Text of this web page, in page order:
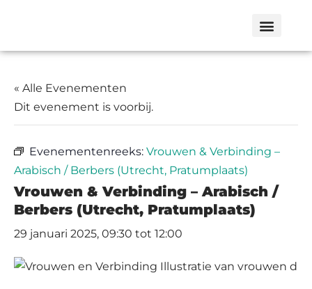
« Alle Evenementen
Dit evenement is voorbij.
Evenementenreeks: Vrouwen & Verbinding –
Arabisch / Berbers (Utrecht, Pratumplaats)
Vrouwen & Verbinding – Arabisch /
Berbers (Utrecht, Pratumplaats)
29 januari 2025, 09:30 tot 12:00